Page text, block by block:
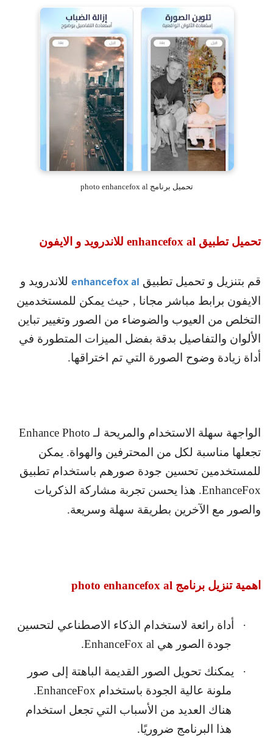
تحميل برنامج photo enhancefox al
تحميل تطبيق enhancefox al للاندرويد و الايفون
قم بتنزيل و تحميل تطبيق enhancefox al للاندرويد و
الايفون برابط مباشر مجانا , حيث يمكن للمستخدمين
التخلص من العيوب والضوضاء من الصور وتغيير تباين
الألوان والتفاصيل بدقة بفضل الميزات المتطورة في
أداة زيادة وضوح الصورة التي تم اختراقها.
الواجهة سهلة الاستخدام والمريحة لـ Enhance Photo
تجعلها مناسبة لكل من المحترفين والهواة. يمكن
للمستخدمين تحسين جودة صورهم باستخدام تطبيق
EnhanceFox. هذا يحسن تجربة مشاركة الذكريات
والصور مع الآخرين بطريقة سهلة وسريعة.
اهمية تنزيل برنامج photo enhancefox al
·
أداة رائعة لاستخدام الذكاء الاصطناعي لتحسين
جودة الصور هي EnhanceFox al
.
·
يمكنك تحويل الصور القديمة الباهتة إلى صور
ملونة عالية الجودة باستخدام EnhanceFox
.
هناك العديد من الأسباب التي تجعل استخدام
هذا البرنامج ضروريًا.